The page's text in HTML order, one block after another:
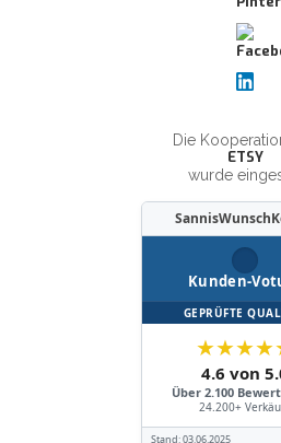
Die
ETSY
wurde
Kunden-
GEPRÜFTE
★★★★
4.6 von
Über 2.100
24.200+
Stand:03.06.2025